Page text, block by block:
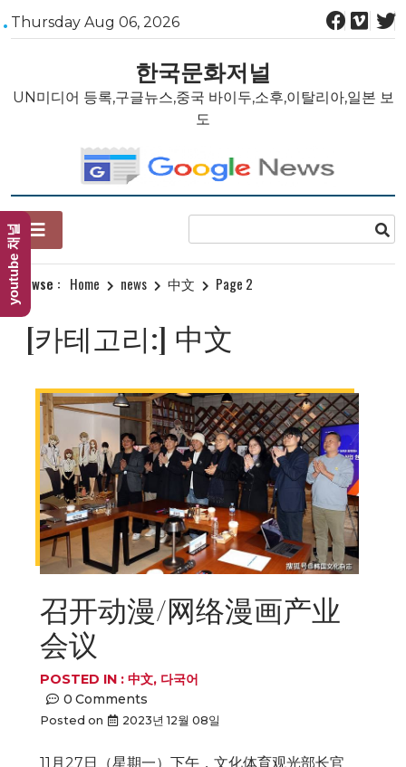
Skip
to
Thursday Aug 06, 2026
한국문화저널
UN미디어 등록,구글뉴스,중국 바이두,소후,이탈리아,일본 보
도
Browse : Home news 中文 Page 2
[카테고리:] 中文
召开动漫/网络漫画产业
会议
POSTED IN : 中文, 다국어
0 Comments
Posted on 2023년 12월 08일
11月27日（星期一）下午，文化体育观光部长官
youtube 채널